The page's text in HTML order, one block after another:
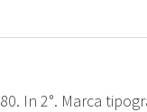
In 2°. Marca